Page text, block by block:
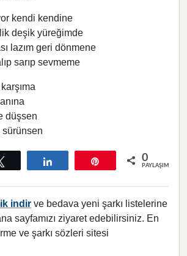
kendi kendine
deşik yüreğimde
lazım geri dönmene
sarıp sevmeme
düşsen
sürünsen
0
PAYLAŞIMLAR
indir ve bedava yeni şarkı listelerine
sayfamızı ziyaret edebilirsiniz. En
ve şarkı sözleri sitesi